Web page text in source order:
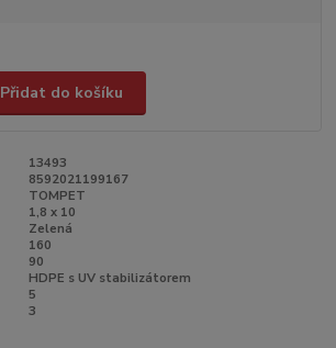
Přidat do košíku
13493
8592021199167
TOMPET
1,8 x 10
Zelená
160
90
HDPE s UV stabilizátorem
5
3